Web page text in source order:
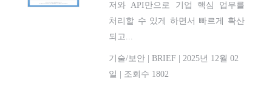
저와 API만으로 기업 핵심 업무를
처리할 수 있게 하면서 빠르게 확산
되고...
기술/보안 BRIEF
2025년 12월 02
일
조회수 1802